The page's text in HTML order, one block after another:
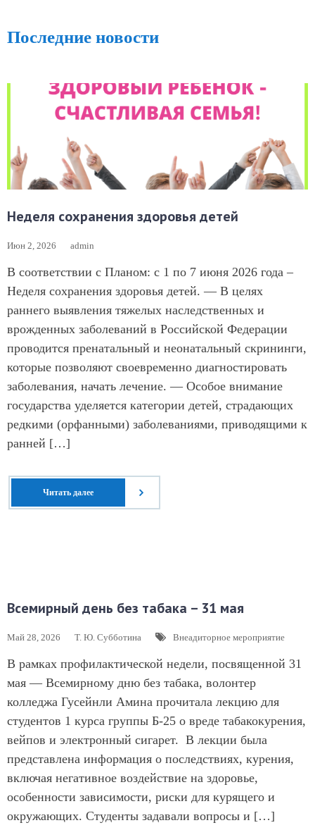
Последние новости
Неделя сохранения здоровья детей
Июн 2, 2026 admin
В соответствии с Планом: с 1 по 7 июня 2026 года –
Неделя сохранения здоровья детей. — В целях
раннего выявления тяжелых наследственных и
врожденных заболеваний в Российской Федерации
проводится пренатальный и неонатальный скрининги,
которые позволяют своевременно диагностировать
заболевания, начать лечение. — Особое внимание
государства уделяется категории детей, страдающих
редкими (орфанными) заболеваниями, приводящими к
ранней […]
Читать далее
Всемирный день без табака – 31 мая
Май 28, 2026 Т. Ю. Субботина Внеадиторное мероприятие
В рамках профилактической недели, посвященной 31
мая — Всемирному дню без табака, волонтер
колледжа Гусейнли Амина прочитала лекцию для
студентов 1 курса группы Б-25 о вреде табакокурения,
вейпов и электронный сигарет. В лекции была
представлена информация о последствиях, курения,
включая негативное воздействие на здоровье,
особенности зависимости, риски для курящего и
окружающих. Студенты задавали вопросы и […]